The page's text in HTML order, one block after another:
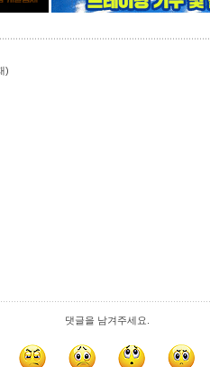
)
댓글을 남겨주세요.